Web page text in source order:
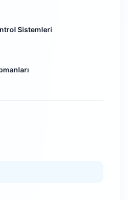
Sistemleri